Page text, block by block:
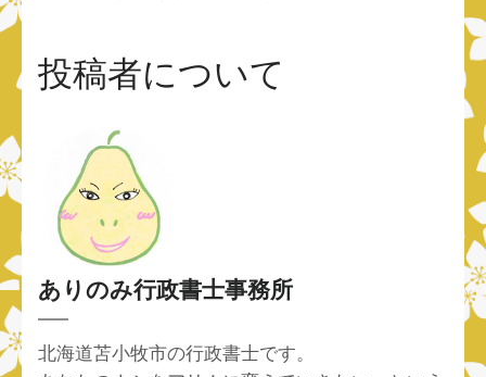
投稿者について
ありのみ行政書士事務所
北海道苫小牧市の行政書士です。